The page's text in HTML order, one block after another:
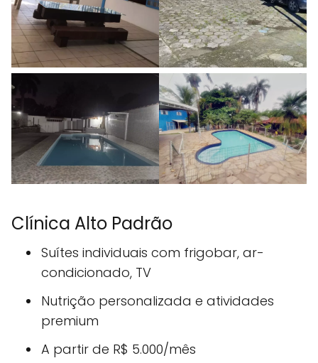
Clínica Alto Padrão
Suítes individuais com frigobar, ar-
condicionado, TV
Nutrição personalizada e atividades
premium
A partir de R$ 5.000/mês